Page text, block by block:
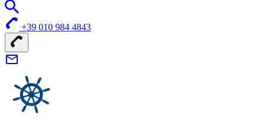
+39 010 984 4843